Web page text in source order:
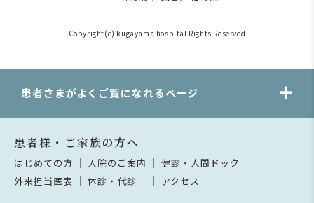
Copyright(c) kugayama hospital Rights Reserved
患者さまがよくご覧になれるページ
患者様・ご家族の方へ
はじめての方 入院のご案内
健診・人間ドック
外来担当医表
休診・代診 アクセス